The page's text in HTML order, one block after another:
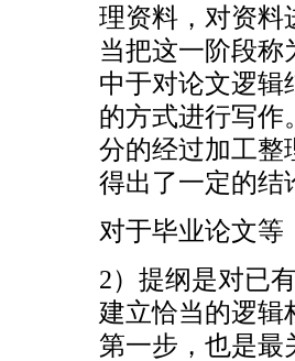
理资料，对资料
当把这一阶段称
中于对论文逻辑
的方式进行写作
分的经过加工整
得出了一定的结
对于毕业论文等
2）提纲是对已
建立恰当的逻辑
第一步，也是最